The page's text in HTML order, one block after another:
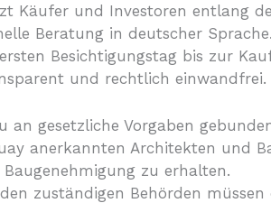
Käufer und Investoren entlang
Beratung in deutscher Sprache.
Besichtigungstag bis zur
und rechtlich einwandfrei.
an gesetzliche Vorgaben
anerkannten Architekten und
zu erhalten.
zuständigen Behörden